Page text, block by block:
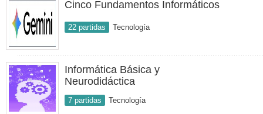
Cinco Fundamentos Informáticos
22 partidas Tecnología
Informática Básica y
Neurodidáctica
7 partidas Tecnología